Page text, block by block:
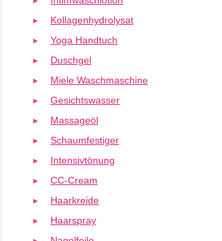
Kollagenhydrolysat
Yoga Handtuch
Duschgel
Miele Waschmaschine
Gesichtswasser
Massageöl
Schaumfestiger
Intensivtönung
CC-Cream
Haarkreide
Haarspray